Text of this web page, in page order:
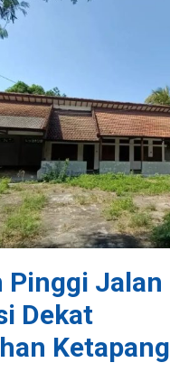
Pinggi Jalan
Dekat
Ketapang